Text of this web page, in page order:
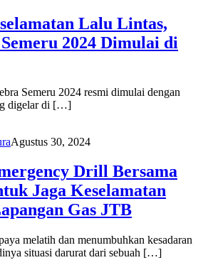
Lalu Lintas,
2024 Dimulai di
Semeru 2024 resmi dimulai dengan
digelar di […]
Agustus 30, 2024
Drill Bersama
Jaga Keselamatan
Gas JTB
melatih dan menumbuhkan kesadaran
situasi darurat dari sebuah […]